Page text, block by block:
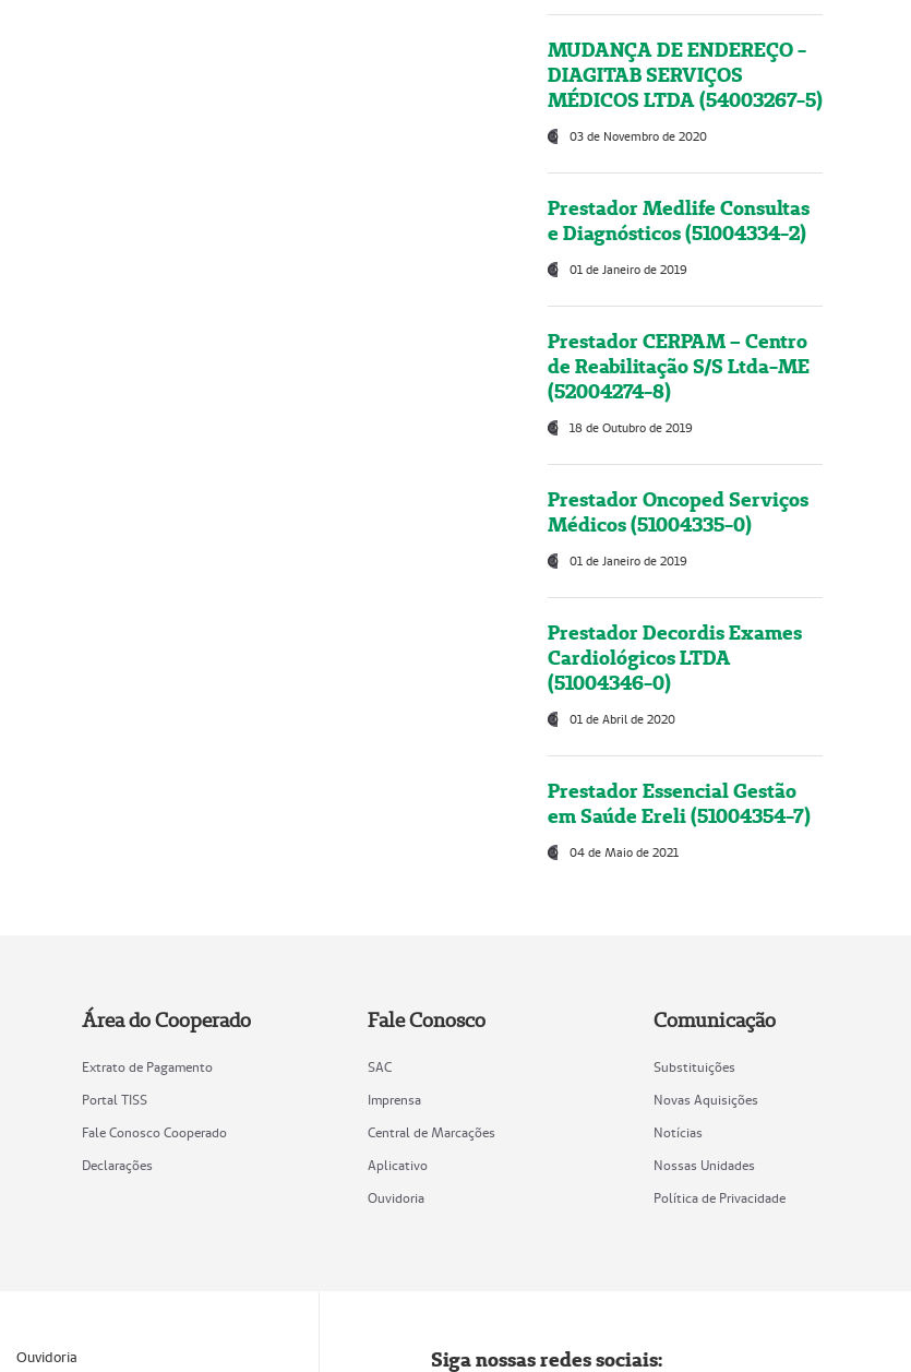
MUDANÇA DE ENDEREÇO -
DIAGITAB SERVIÇOS
MÉDICOS LTDA (54003267-5)
03 de Novembro de 2020
Prestador Medlife Consultas
e Diagnósticos (51004334-2)
01 de Janeiro de 2019
Prestador CERPAM – Centro
de Reabilitação S/S Ltda-ME
(52004274-8)
18 de Outubro de 2019
Prestador Oncoped Serviços
Médicos (51004335-0)
01 de Janeiro de 2019
Prestador Decordis Exames
Cardiológicos LTDA
(51004346-0)
01 de Abril de 2020
Prestador Essencial Gestão
em Saúde Ereli (51004354-7)
04 de Maio de 2021
Área do Cooperado
Extrato de Pagamento
Portal TISS
Fale Conosco Cooperado
Declarações
Fale Conosco
SAC
Imprensa
Central de Marcações
Aplicativo
Ouvidoria
Comunicação
Substituições
Novas Aquisições
Notícias
Nossas Unidades
Política de Privacidade
Ouvidoria Siga nossas redes sociais: